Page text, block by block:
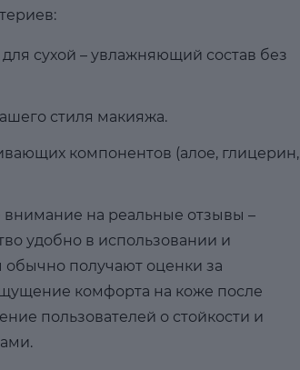
сухой – увлажняющий состав без
стиля макияжа.
компонентов (алое, глицерин,
на реальные отзывы –
удобно в использовании и
обычно получают оценки за
комфорта на коже после
пользователей о стойкости и